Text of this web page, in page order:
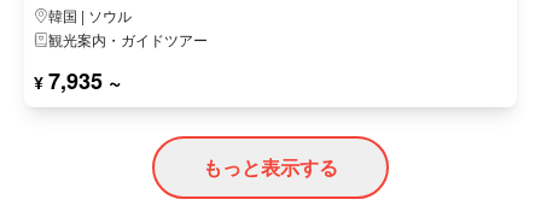
韓国 | ソウル
観光案内・ガイドツアー
¥ 7,935 ~
もっと表示する